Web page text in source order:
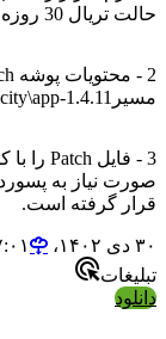
حالت تریال 30 روزه فعال شود )
مسیرC:\Program Files\Plasticity\app-1.4.11\ کپی کنید.
قرار گرفته است.
۳۰ دی ۱۴۰۲،‏ ۷:۰۱
تبلیغات
دانلود